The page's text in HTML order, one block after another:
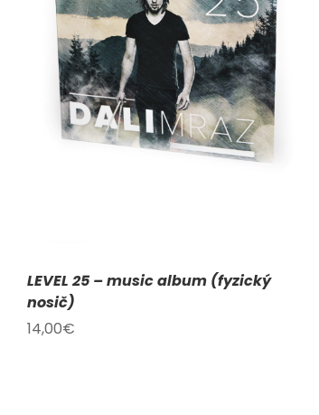
LEVEL 25 – music album (fyzický
nosič)
14,00€
PŘIDAT DO KOŠÍKU / DETAILY